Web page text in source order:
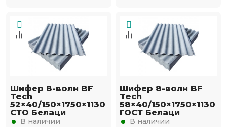
Шифер 8-волн BF
Tech
52×40/150×1750×1130
СТО Белаци
В наличии
Шифер 8-волн BF
Tech
58×40/150×1750×1130
ГОСТ Белаци
В наличии